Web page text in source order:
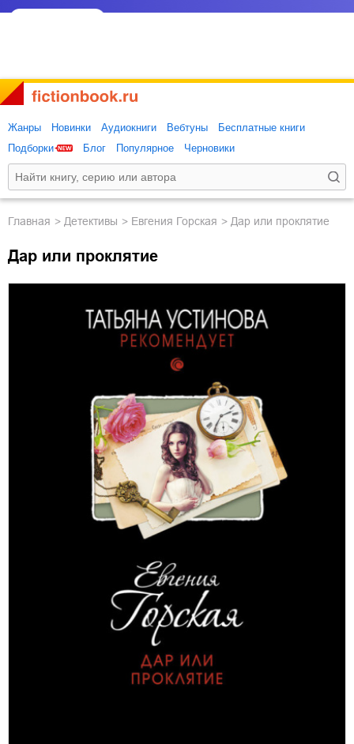
Жанры Новинки Аудиокниги Вебтуны
Бесплатные книги
Подборки
Блог Популярное Черновики
Главная детективы Евгения Горская Дар или проклятие
Дар или проклятие